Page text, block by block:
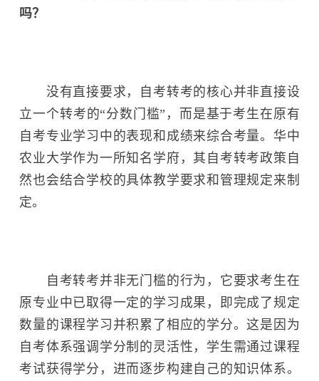
吗？
没有直接要求，自考转考的核心并非直接设
立一个转考的“分数门槛”，而是基于考生在原有
自考专业学习中的表现和成绩来综合考量。华中
农业大学作为一所知名学府，其自考转考政策自
然也会结合学校的具体教学要求和管理规定来制
定。
自考转考并非无门槛的行为，它要求考生在
原专业中已取得一定的学习成果，即完成了规定
数量的课程学习并积累了相应的学分。这是因为
自考体系强调学分制的灵活性，学生需通过课程
考试获得学分，进而逐步构建自己的知识体系。